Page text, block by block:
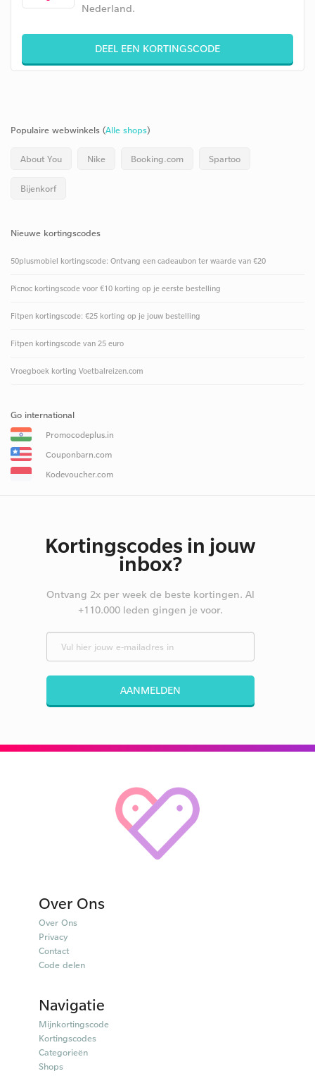
Nederland.
DEEL EEN KORTINGSCODE
Populaire webwinkels (Alle shops)
About You Nike Booking.com Spartoo
Bijenkorf
Nieuwe kortingscodes
50plusmobiel kortingscode: Ontvang een cadeaubon ter waarde van €20
Picnoc kortingscode voor €10 korting op je eerste bestelling
Fitpen kortingscode: €25 korting op je jouw bestelling
Fitpen kortingscode van 25 euro
Vroegboek korting Voetbalreizen.com
Go international
Promocodeplus.in
Couponbarn.com
Kodevoucher.com
Kortingscodes in jouw
inbox?
Ontvang 2x per week de beste kortingen. Al
+110.000 leden gingen je voor.
AANMELDEN
Over Ons
Over Ons
Privacy
Contact
Code delen
Navigatie
Mijnkortingscode
Kortingscodes
Categorieën
Shops